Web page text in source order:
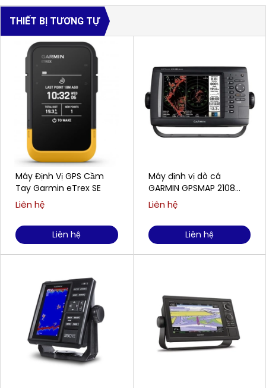
THIẾT BỊ TƯƠNG TỰ
Máy Định Vị GPS Cầm
Tay Garmin eTrex SE
Liên hệ
Liên hệ
Máy định vị dò cá
GARMIN GPSMAP 2108
Plus
Liên hệ
Liên hệ